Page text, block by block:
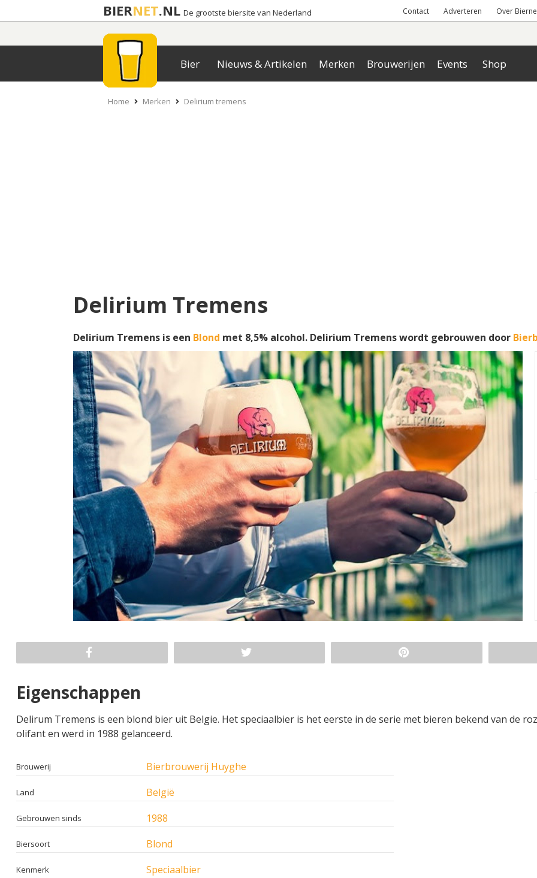
BIERNET.NL De grootste biersite van Nederland Contact Adverteren Over
Bier Nieuws & Artikelen Merken Brouwerijen Events Shop
Home Merken Delirium tremens
Delirium Tremens
Delirium Tremens is een Blond met 8,5% alcohol. Delirium Tremens wordt gebrouwen door
Eigenschappen
Delirum Tremens is een blond bier uit Belgie. Het speciaalbier is het eerste in de serie met bieren bekend van de
olifant en werd in 1988 gelanceerd.
Brouwerij Bierbrouwerij Huyghe
Land België
Gebrouwen sinds 1988
Biersoort Blond
Kenmerk Speciaalbier